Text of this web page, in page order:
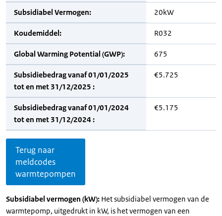
Subsidiabel Vermogen: 20kW
Koudemiddel: R032
Global Warming Potential (GWP): 675
Subsidiebedrag vanaf 01/01/2025
tot en met 31/12/2025 :
€5.725
Subsidiebedrag vanaf 01/01/2024
tot en met 31/12/2024 :
€5.175
Terug naar
meldcodes
warmtepompen
Subsidiabel vermogen (kW): Het subsidiabel vermogen van de
warmtepomp, uitgedrukt in kW, is het vermogen van een